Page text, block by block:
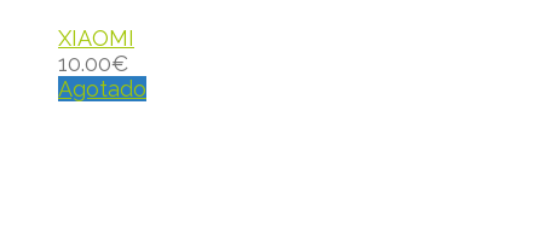
XIAOMI
10.00€
Agotado